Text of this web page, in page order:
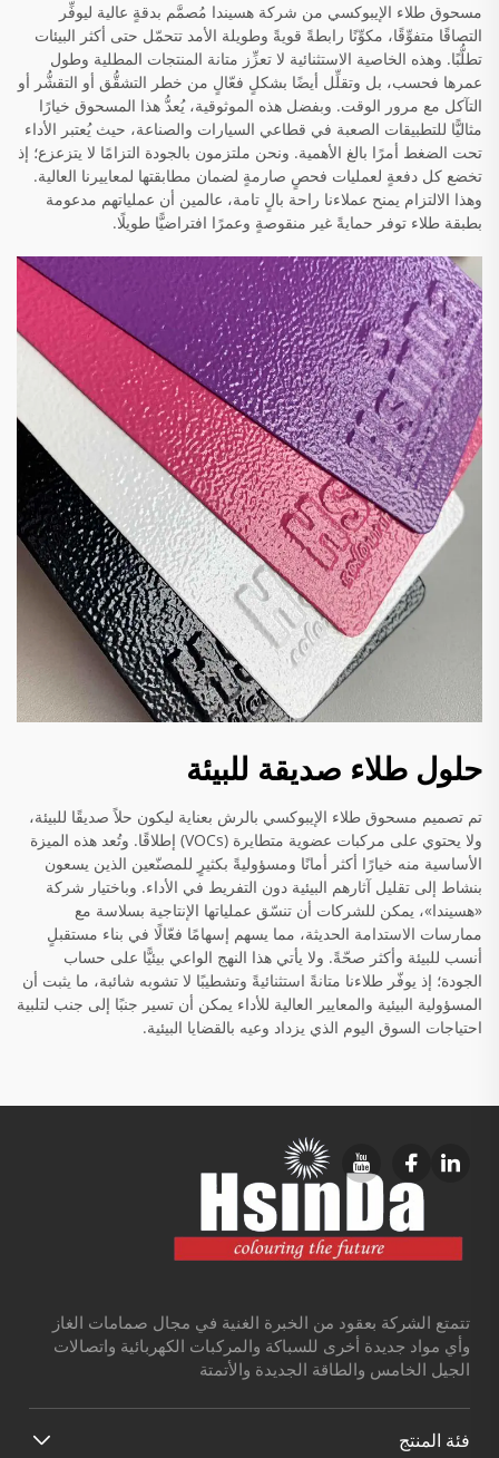
مسحوق طلاء الإيبوكسي من شركة هسيندا مُصمَّم بدقةٍ عالية ليوفِّر
التصاقًا متفوِّقًا، مكوِّنًا رابطةً قويةً وطويلة الأمد تتحمّل حتى أكثر البيئات
تطلُّبًا. وهذه الخاصية الاستثنائية لا تعزِّز متانة المنتجات المطلية وطول
عمرها فحسب، بل وتقلِّل أيضًا بشكلٍ فعّالٍ من خطر التشقُّق أو التقشُّر أو
التآكل مع مرور الوقت. وبفضل هذه الموثوقية، يُعدُّ هذا المسحوق خيارًا
مثاليًّا للتطبيقات الصعبة في قطاعي السيارات والصناعة، حيث يُعتبر الأداء
تحت الضغط أمرًا بالغ الأهمية. ونحن ملتزمون بالجودة التزامًا لا يتزعزع؛ إذ
تخضع كل دفعةٍ لعمليات فحصٍ صارمةٍ لضمان مطابقتها لمعاييرنا العالية.
وهذا الالتزام يمنح عملاءنا راحة بالٍ تامة، عالمين أن عملياتهم مدعومة
بطبقة طلاء توفر حمايةً غير منقوصةٍ وعمرًا افتراضيًّا طويلًا.
حلول طلاء صديقة للبيئة
تم تصميم مسحوق طلاء الإيبوكسي بالرش بعناية ليكون حلاً صديقًا للبيئة،
ولا يحتوي على مركبات عضوية متطايرة (VOCs) إطلاقًا. وتُعد هذه الميزة
الأساسية منه خيارًا أكثر أمانًا ومسؤوليةً بكثيرٍ للمصنّعين الذين يسعون
بنشاط إلى تقليل آثارهم البيئية دون التفريط في الأداء. وباختيار شركة
«هسيندا»، يمكن للشركات أن تنسّق عملياتها الإنتاجية بسلاسة مع
ممارسات الاستدامة الحديثة، مما يسهم إسهامًا فعّالًا في بناء مستقبلٍ
أنسب للبيئة وأكثر صحّةً. ولا يأتي هذا النهج الواعي بيئيًّا على حساب
الجودة؛ إذ يوفّر طلاءنا متانةً استثنائيةً وتشطيبًا لا تشوبه شائبة، ما يثبت أن
المسؤولية البيئية والمعايير العالية للأداء يمكن أن تسير جنبًا إلى جنب لتلبية
احتياجات السوق اليوم الذي يزداد وعيه بالقضايا البيئية.
تتمتع الشركة بعقود من الخبرة الغنية في مجال صمامات الغاز
وأي مواد جديدة أخرى للسباكة والمركبات الكهربائية واتصالات
الجيل الخامس والطاقة الجديدة والأتمتة
فئة المنتج